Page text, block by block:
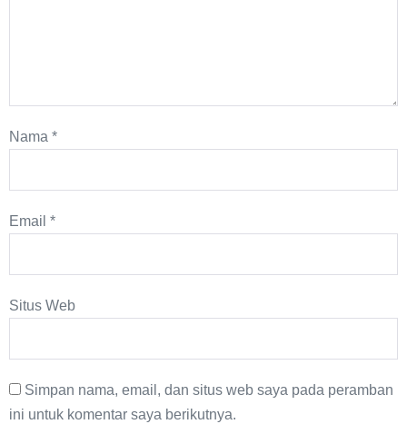
Nama *
Email *
Situs Web
Simpan nama, email, dan situs web saya pada peramban
ini untuk komentar saya berikutnya.